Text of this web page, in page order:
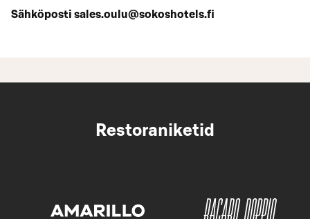
Sähköposti sales.oulu@sokoshotels.fi
Restoraniketid